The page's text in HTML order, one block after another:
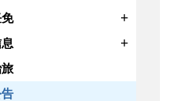
免
+
+